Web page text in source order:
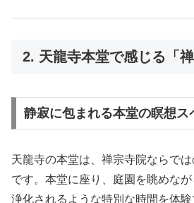
2. 天龍寺本堂で感じる「禅
静寂に包まれる本堂の瞑想ス
天龍寺の本堂は、禅宗寺院ならで
です。本堂に座り、庭園を眺めな
浄化されるような特別な時間を体験